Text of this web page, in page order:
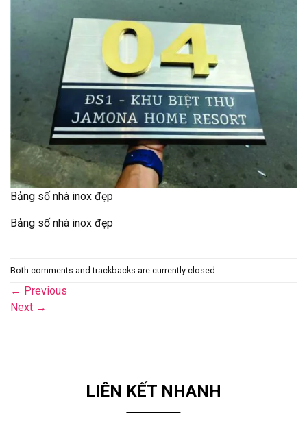
Bảng số nhà inox đẹp
Bảng số nhà inox đẹp
Both comments and trackbacks are currently closed.
← Previous
Next →
LIÊN KẾT NHANH